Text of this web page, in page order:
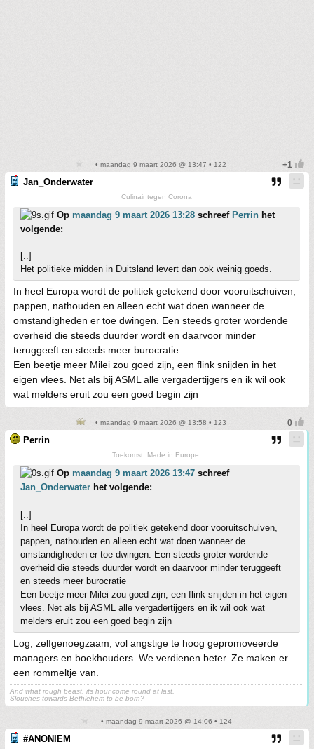
• maandag 9 maart 2026 @ 13:47 • 122
Jan_Onderwater
Culinair tegen Corona
Op maandag 9 maart 2026 13:28 schreef Perrin het
volgende:
[..]
Het politieke midden in Duitsland levert dan ook weinig goeds.
In heel Europa wordt de politiek getekend door vooruitschuiven,
pappen, nathouden en alleen echt wat doen wanneer de
omstandigheden er toe dwingen. Een steeds groter wordende
overheid die steeds duurder wordt en daarvoor minder
teruggeeft en steeds meer burocratie
Een beetje meer Milei zou goed zijn, een flink snijden in het
eigen vlees. Net als bij ASML alle vergadertijgers en ik wil ook
wat melders eruit zou een goed begin zijn
• maandag 9 maart 2026 @ 13:58 • 123
Perrin
Toekomst. Made in Europe.
Op maandag 9 maart 2026 13:47 schreef
Jan_Onderwater het volgende:
[..]
In heel Europa wordt de politiek getekend door vooruitschuiven,
pappen, nathouden en alleen echt wat doen wanneer de
omstandigheden er toe dwingen. Een steeds groter wordende
overheid die steeds duurder wordt en daarvoor minder teruggeeft
en steeds meer burocratie
Een beetje meer Milei zou goed zijn, een flink snijden in het eigen
vlees. Net als bij ASML alle vergadertijgers en ik wil ook wat
melders eruit zou een goed begin zijn
Log, zelfgenoegzaam, vol angstige te hoog gepromoveerde
managers en boekhouders. We verdienen beter. Ze maken er
een rommeltje van.
And what rough beast, its hour come round at last,
Slouches towards Bethlehem to be born?
• maandag 9 maart 2026 @ 14:06 • 124
#ANONIEM